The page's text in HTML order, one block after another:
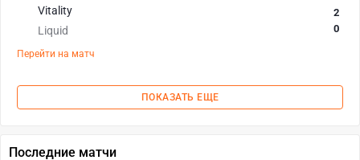
Vitality
Liquid
2
0
Перейти на матч
ПОКАЗАТЬ ЕЩЕ
Последние матчи